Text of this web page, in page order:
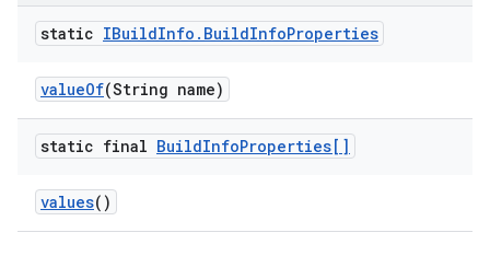
static IBuildInfo . BuildInfoProperties
valueOf(String name)
static final BuildInfoProperties[]
values()